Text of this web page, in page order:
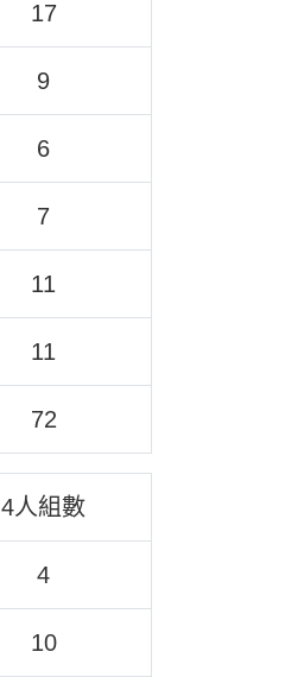
17
9
6
7
11
11
72
4人組數
4
10